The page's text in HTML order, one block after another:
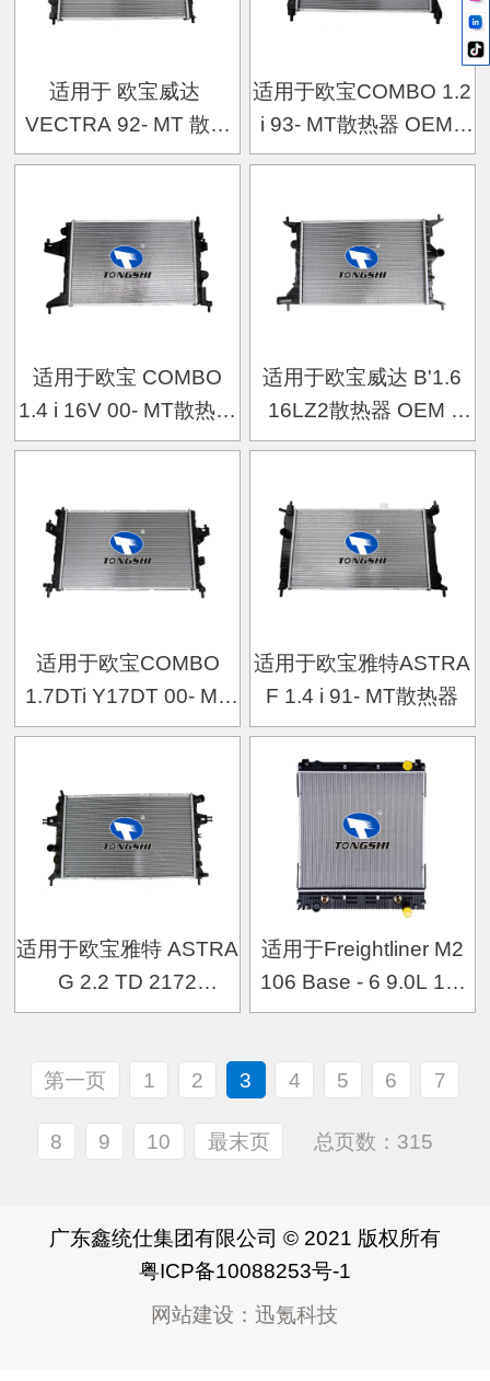
适用于 欧宝威达
VECTRA 92- MT 散热
器
适用于欧宝COMBO 1.2
i 93- MT散热器 OEM :
1300149
适用于欧宝 COMBO
1.4 i 16V 00- MT散热器
OEM :
适用于欧宝威达 B'1.6
16LZ2散热器 OEM :
90528302
适用于欧宝COMBO
1.7DTi Y17DT 00- MT
散热器 OEM
适用于欧宝雅特ASTRA
F 1.4 i 91- MT散热器
适用于欧宝雅特 ASTRA
G 2.2 TD 2172
Y22DTR 00- MT 散热器
适用于Freightliner M2
106 Base - 6 9.0L 18-
AT散热器
第一页 1 2 3 4 5 6 7
8 9 10 最末页 总页数：315
广东鑫统仕集团有限公司 © 2021 版权所有
粤ICP备10088253号-1
网站建设 ：迅氪科技